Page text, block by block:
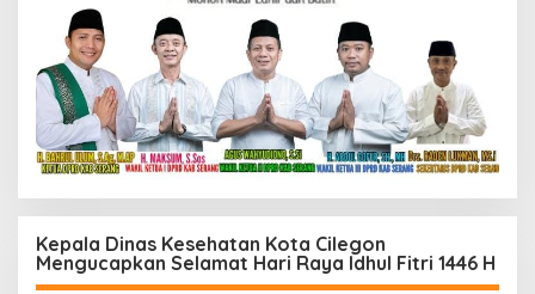
Kepala Dinas Kesehatan Kota Cilegon
Mengucapkan Selamat Hari Raya Idhul Fitri 1446 H